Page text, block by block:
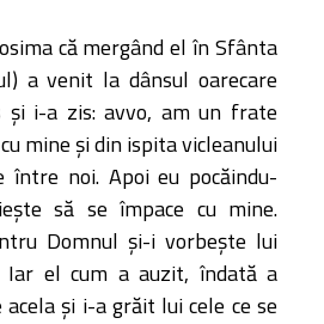
că mergând el în Sfânta
a venit la dânsul oarecare
şi i-a zis: avvo, am un frate
mine şi din ispita vicleanului
între noi. Apoi eu pocăindu-
să se împace cu mine.
Domnul şi-i vorbeşte lui
Iar el cum a auzit, îndată a
şi i-a grăit lui cele ce se